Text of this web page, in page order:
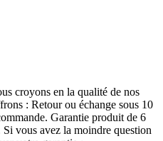
croyons en la qualité de nos
: Retour ou échange sous 10
Garantie produit de 6
vous avez la moindre question